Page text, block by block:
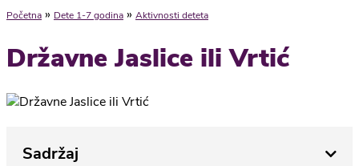
Početna » Dete 1-7 godina » Aktivnosti deteta
Državne Jaslice ili Vrtić
Sadržaj